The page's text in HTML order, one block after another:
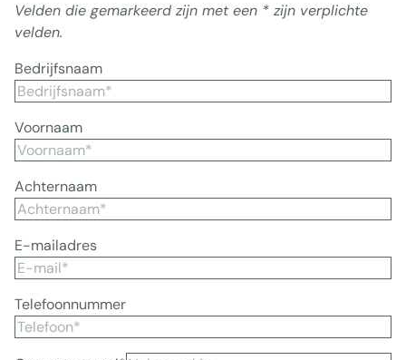
Velden die gemarkeerd zijn met een * zijn verplichte
velden.
Bedrijfsnaam
Voornaam
Achternaam
E-mailadres
Telefoonnummer